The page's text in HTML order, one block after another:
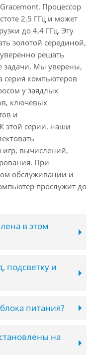
Процессор
2,5 ГГц и может
до 4,4 ГГц. Эту
золотой серединой,
решать
задачи. Мы уверены,
серия компьютеров
у заядлых
ключевых
и
этой серии, наши
вычислений,
При
обслуживании и
прослужит до
в этом
подсветку и
питания?
на